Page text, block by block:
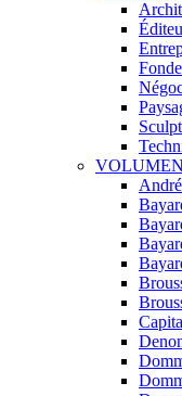
VOLUMEN